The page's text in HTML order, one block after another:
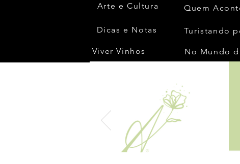
Arte e Cultura
Dicas e Notas
Viver Vinhos
Turistando